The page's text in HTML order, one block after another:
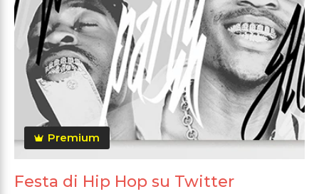
Premium
Festa di Hip Hop su Twitter